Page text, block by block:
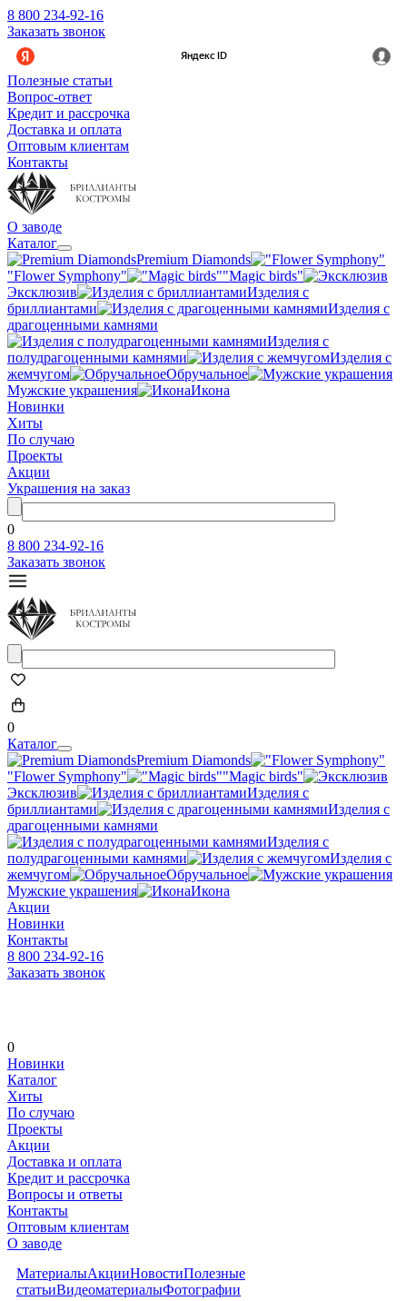
8 800 234-92-16
Заказать звонок
Полезные статьи
Вопрос-ответ
Кредит и рассрочка
Доставка и оплата
Оптовым клиентам
Контакты
О заводе
Каталог
Premium Diamonds
"Flower Symphony"
"Magic birds"
Эксклюзив
Изделия с
бриллиантами
Изделия с
драгоценными камнями
Изделия с
полудрагоценными камнями
Изделия с
жемчугом
Обручальное
Мужские украшения
Икона
Новинки
Хиты
По случаю
Проекты
Акции
Украшения на заказ
0
8 800 234-92-16
Заказать звонок
0
Каталог
Premium Diamonds
"Flower Symphony"
"Magic birds"
Эксклюзив
Изделия с
бриллиантами
Изделия с
драгоценными камнями
Изделия с
полудрагоценными камнями
Изделия с
жемчугом
Обручальное
Мужские украшения
Икона
Акции
Новинки
Контакты
8 800 234-92-16
Заказать звонок
0
Новинки
Каталог
Хиты
По случаю
Проекты
Акции
Доставка и оплата
Кредит и рассрочка
Вопросы и ответы
Контакты
Оптовым клиентам
О заводе
МатериалыАкцииНовостиПолезные
статьиВидеоматериалыФотографии